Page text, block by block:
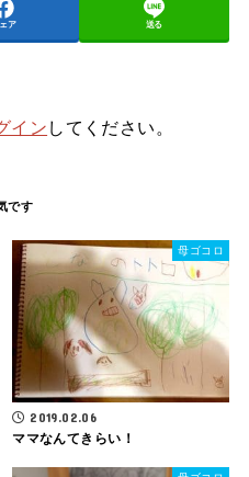
ア 送る
イン してください。
母ゴコロ
2019.02.06
ママなんてきらい！